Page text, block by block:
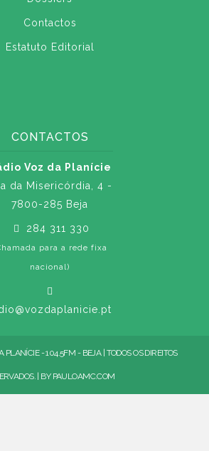
Contactos
Estatuto Editorial
CONTACTOS
Voz da Planície
da Misericórdia, 4 -
7800-285 Beja
284 311 330
para a rede fixa
nacional)
- 104.5FM - BEJA | TODOS OS DIREITOS
| BY PAULOAMC.COM